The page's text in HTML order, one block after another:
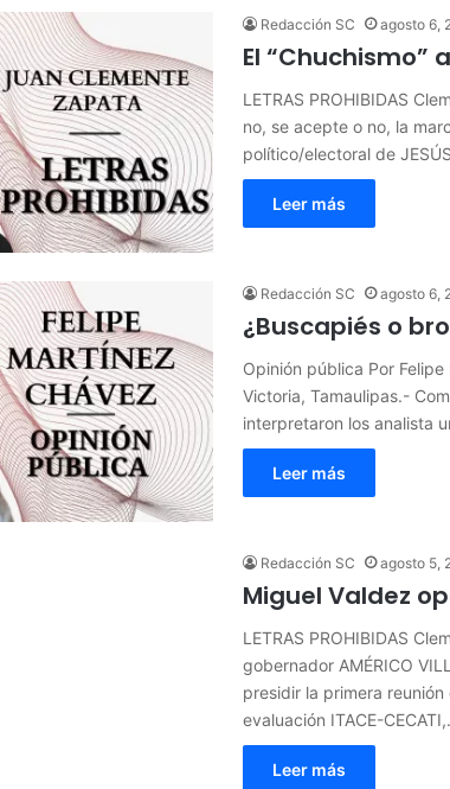
Redacción SC agosto 6,
El “Chuchismo”
LETRAS PROHIBIDAS
no, se acepte o no, la
político/electoral de
Leer más
Redacción SC agosto 6,
¿Buscapiés o
Opinión pública Por
Victoria, Tamaulipas.-
interpretaron los analista
Leer más
Redacción SC agosto 5,
Miguel Valdez
LETRAS PROHIBIDAS
gobernador AMÉRICO
presidir la primera
evaluación ITACE-
Leer más